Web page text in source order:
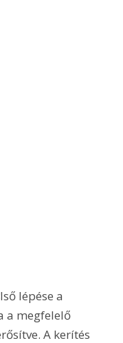
lépése a
a megfelelő
A kerítés